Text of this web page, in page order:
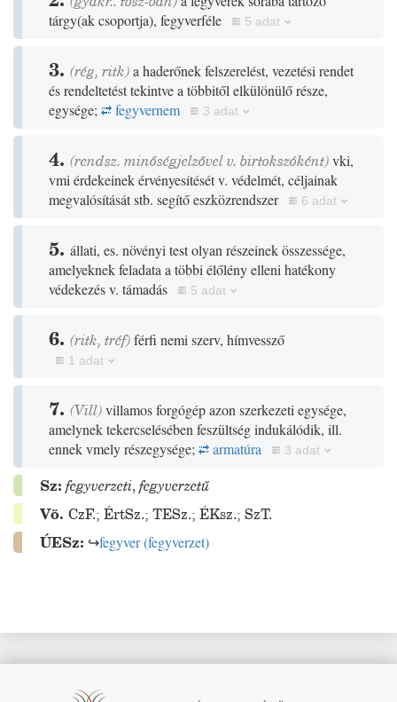
tárgy(ak csoportja), fegyverféle 5 adat
3. (rég, ritk)a haderőnek felszerelést, vezetési rendet
és rendeltetést tekintve a többitől elkülönülő része,
egysége;
fegyvernem 3 adat
4. (rendsz. minőségjelzővel v. birtokszóként)vki,
vmi érdekeinek érvényesítését v. védelmét, céljainak
megvalósítását stb. segítő eszközrendszer
6 adat
5. állati, es. növényi test olyan részeinek összessége,
amelyeknek feladata a többi élőlény elleni hatékony
védekezés v. támadás
5 adat
6. (ritk, tréf)férfi nemi szerv, hímvessző
1 adat
7. (Vill)villamos forgógép azon szerkezeti egysége,
amelynek tekercselésében feszültség indukálódik, ill.
ennek vmely részegysége;
armatúra 3 adat
Sz: fegyverzeti,fegyverzetű
Vö. CzF.; ÉrtSz.; TESz.; ÉKsz.; SzT.
ÚESz: ↪fegyver(fegyverzet)